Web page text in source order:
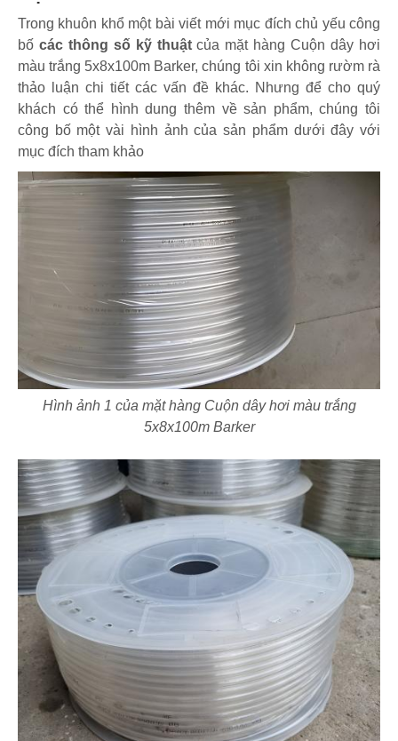
Trong khuôn khổ một bài viết mới mục đích chủ yếu công
bố các thông số kỹ thuậtcủa mặt hàng Cuộn dây hơi
màu trắng 5x8x100m Barker, chúng tôi xin không rườm rà
thảo luận chi tiết các vấn đề khác. Nhưng để cho quý
khách có thể hình dung thêm về sản phẩm, chúng tôi
công bố một vài hình ảnh của sản phẩm dưới đây với
mục đích tham khảo
Hình ảnh 1 của mặt hàng Cuộn dây hơi màu trắng
5x8x100m Barker